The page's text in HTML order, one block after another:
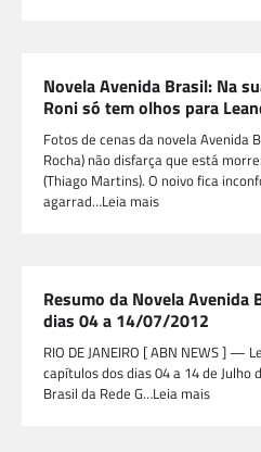
Novela Avenida Brasil: Na
Roni só tem olhos para
Fotos de cenas da novela Avenida
Rocha) não disfarça que está
(Thiago Martins). O noivo fica
agarrad…Leia mais
Resumo da Novela Avenida
dias 04 a 14/07/2012
RIO DE JANEIRO [ ABN NEWS ] —
capítulos dos dias 04 a 14 de Julho
Brasil da Rede G…Leia mais